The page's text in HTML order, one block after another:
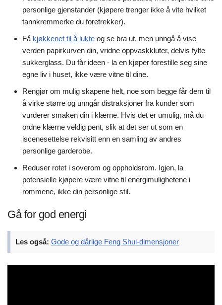
personlige gjenstander (kjøpere trenger ikke å vite hvilket
tannkremmerke du foretrekker).
Få kjøkkenet til å lukte og se bra ut, men unngå å vise
verden papirkurven din, vridne oppvaskkluter, delvis fylte
sukkerglass. Du får ideen - la en kjøper forestille seg sine
egne liv i huset, ikke være vitne til dine.
Rengjør om mulig skapene helt, noe som begge får dem til
å virke større og unngår distraksjoner fra kunder som
vurderer smaken din i klærne. Hvis det er umulig, må du
ordne klærne veldig pent, slik at det ser ut som en
iscenesettelse rekvisitt enn en samling av andres
personlige garderobe.
Reduser rotet i soverom og oppholdsrom. Igjen, la
potensielle kjøpere være vitne til energimulighetene i
rommene, ikke din personlige stil.
Gå for god energi
Les også: Gode og dårlige Feng Shui-dimensjoner